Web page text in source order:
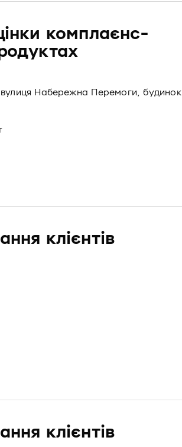
комплаєнс-
Набережна Перемоги, будинок
клієнтів
клієнтів